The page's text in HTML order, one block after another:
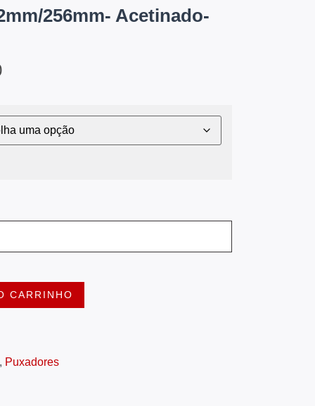
256mm- Acetinado-
CARRINHO
, Puxadores